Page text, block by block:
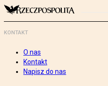
KONTAKT
O nas
Kontakt
Napisz do nas